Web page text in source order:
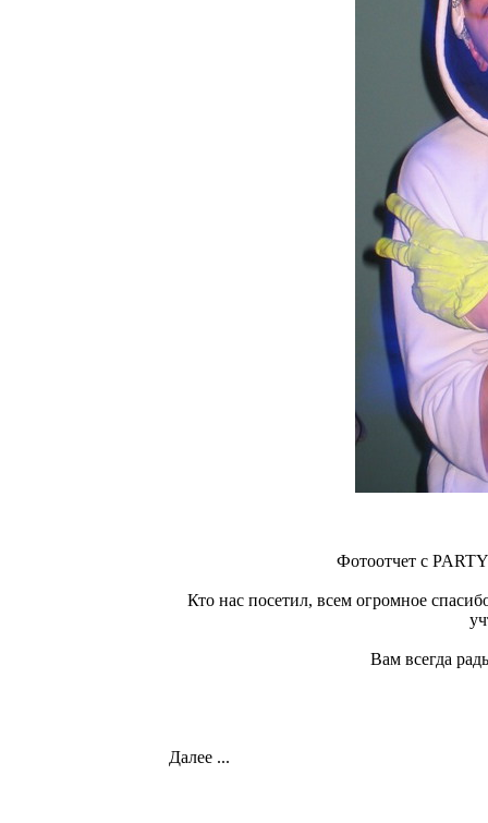
Фотоотчет с
Кто нас посетил, всем огромное
Вам всегда
Далее ...